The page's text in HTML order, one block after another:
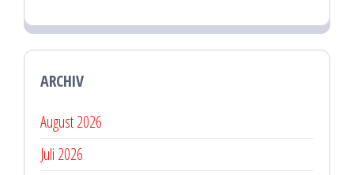
ARCHIV
August 2026
Juli 2026